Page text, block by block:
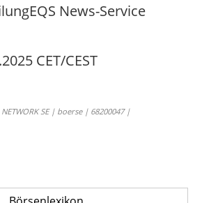
EQS News-Service
CET/CEST
SE | boerse | 68200047 |